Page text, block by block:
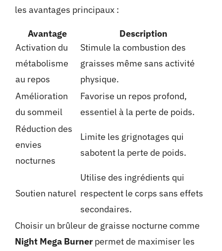
les avantages principaux :
Avantage
Description
Activation du
métabolisme
au repos
Stimule la combustion des
graisses même sans activité
physique.
Amélioration
du sommeil
Favorise un repos profond,
essentiel à la perte de poids.
Réduction des
envies
nocturnes
Limite les grignotages qui
sabotent la perte de poids.
Soutien naturel
Utilise des ingrédients qui
respectent le corps sans effets
secondaires.
Choisir un brûleur de graisse nocturne comme
Night Mega Burnerpermet de maximiser les